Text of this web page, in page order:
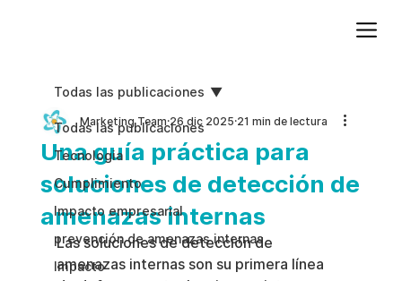
Todas las publicaciones
Tecnologia
Cumplimiento
Impacto empresarial
prevención de amenazas internas
Impacto
Todas las publicaciones
Una guía práctica para
soluciones de detección de
amenazas internas
Marketing Team 26 dic 2025 21 min de lectura
Las soluciones de detección de
amenazas internas son su primera línea